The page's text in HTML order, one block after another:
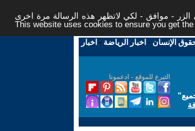
- موافق - لكي لاتظهر هذه الرسالة مرة اخرى -
This website uses cookies to ensure you get
حقوق الإنسان - اخبار الرياضة - اخبار
التبرع للموقع - ادعمونا
"